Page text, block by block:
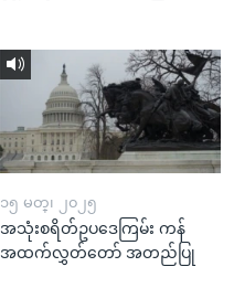
၁၅ မတ္၊ ၂၀၂၅
အသုံးစရိတ်ဥပဒေကြမ်း ကန်
အထက်လွှတ်တော် အတည်ပြု